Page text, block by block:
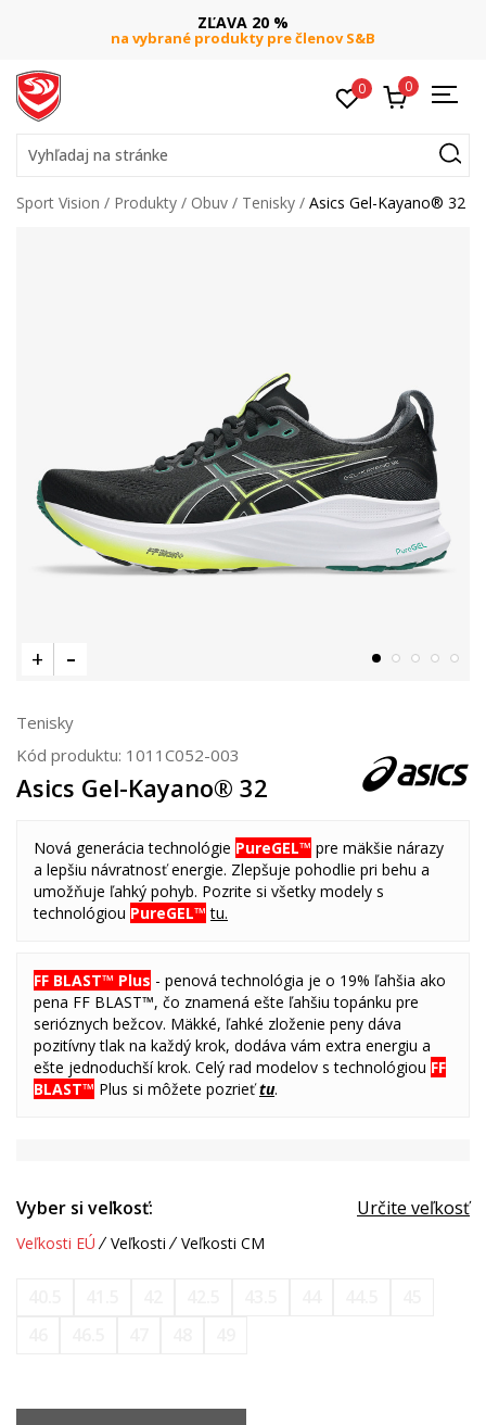
ZĽAVA 20 %
na vybrané produkty pre členov S&B
0 0
Vyhľadaj na stránke
Sport Vision Produkty Obuv Tenisky Asics Gel-Kayano® 32
Tenisky
Kód produktu: 1011C052-003
Asics Gel-Kayano® 32
Nová generácia technológie PureGEL™ pre mäkšie nárazy
a lepšiu návratnosť energie. Zlepšuje pohodlie pri behu a
umožňuje ľahký pohyb. Pozrite si všetky modely s
technológiou PureGEL™ tu.
FF BLAST™ Plus - penová technológia je o 19% ľahšia ako
pena FF BLAST™, čo znamená ešte ľahšiu topánku pre
serióznych bežcov. Mäkké, ľahké zloženie peny dáva
pozitívny tlak na každý krok, dodáva vám extra energiu a
ešte jednoduchší krok. Celý rad modelov stechnológiou FF
BLAST™ Plus si môžete pozrieťtu.
Vyber si veľkosť: Určite veľkosť
Veľkosti EÚ Veľkosti Veľkosti CM